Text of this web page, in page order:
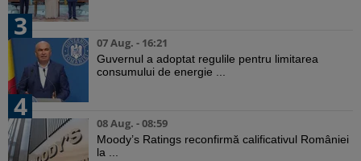
3
07 Aug. - 16:21
Guvernul a adoptat regulile pentru limitarea
consumului de energie ...
4
08 Aug. - 08:59
Moody’s Ratings reconfirmă calificativul României
la ...